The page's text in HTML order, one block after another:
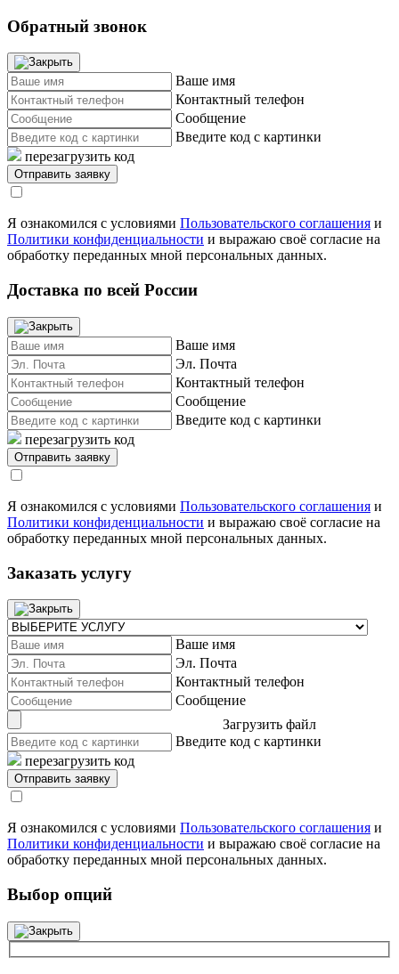
Обратный звонок
Ваше имя
Контактный телефон
Сообщение
Введите код с картинки
перезагрузить код
Я ознакомился с условиями Пользовательского соглашения и
Политики конфиденциальности и выражаю своё согласие на
обработку переданных мной персональных данных.
Доставка по всей России
Ваше имя
Эл. Почта
Контактный телефон
Сообщение
Введите код с картинки
перезагрузить код
Я ознакомился с условиями Пользовательского соглашения и
Политики конфиденциальности и выражаю своё согласие на
обработку переданных мной персональных данных.
Заказать услугу
Ваше имя
Эл. Почта
Контактный телефон
Сообщение
Загрузить файл
Введите код с картинки
перезагрузить код
Я ознакомился с условиями Пользовательского соглашения и
Политики конфиденциальности и выражаю своё согласие на
обработку переданных мной персональных данных.
Выбор опций